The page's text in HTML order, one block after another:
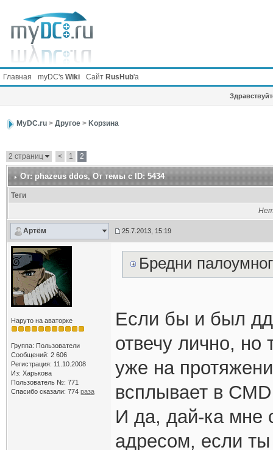
Главная myDC's Wiki Сайт RusHub'а
MyDC.ru> Другое> Kорзина
2 страниц < 1 2
От: phazeus ddos, От темы с ID: 5434
Теги
Артём 25.7.2013, 15:19
Наруто на аваторке
Группа: Пользователи
Сообщений: 2 606
Регистрация: 11.10.2008
Из: Харькова
Пользователь №: 771
Спасибо сказали: 774 раза
Бредни
Если бы и был
отвечу лично, но
уже на
всплывает в
И да, дай-ка мне
адресом, если